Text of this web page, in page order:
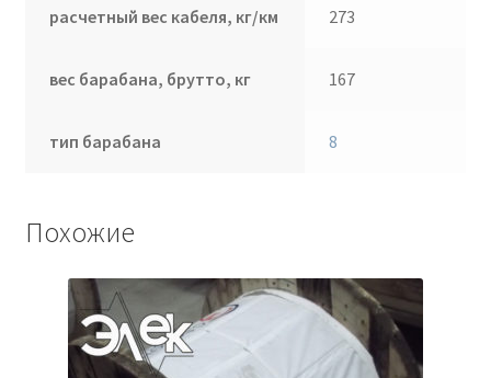
расчетный вес кабеля, кг/км 273
вес барабана, брутто, кг 167
тип барабана 8
Похожие